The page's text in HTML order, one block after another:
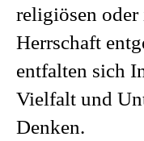
religiösen
Herrschaft
entfalten sich
Vielfalt und
Denken.